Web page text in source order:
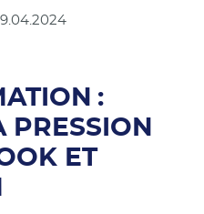
:
PRESSION
ET